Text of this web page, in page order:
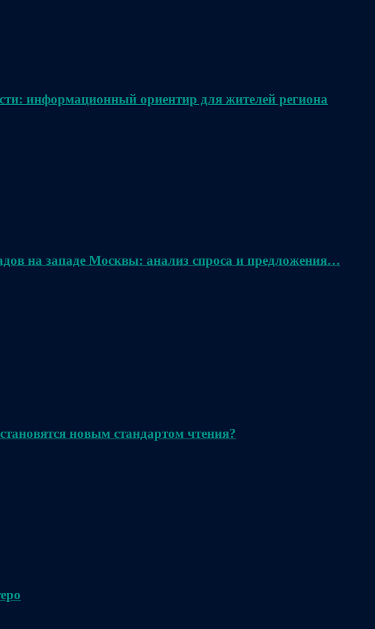
информационный ориентир для жителей региона
на западе Москвы: анализ спроса и предложения…
новым стандартом чтения?